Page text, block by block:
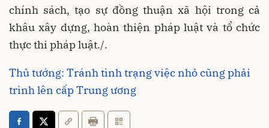
chính sách, tạo sự đồng thuận xã hội trong cả
khâu xây dựng, hoàn thiện pháp luật và tổ chức
thực thi pháp luật./.
Thủ tướng: Tránh tình trạng việc nhỏ cũng phải
trình lên cấp Trung ương